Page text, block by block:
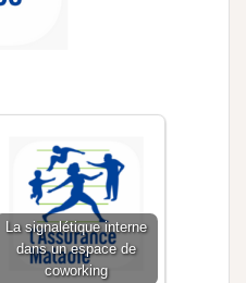
La signalétique interne
dans un espace de
coworking